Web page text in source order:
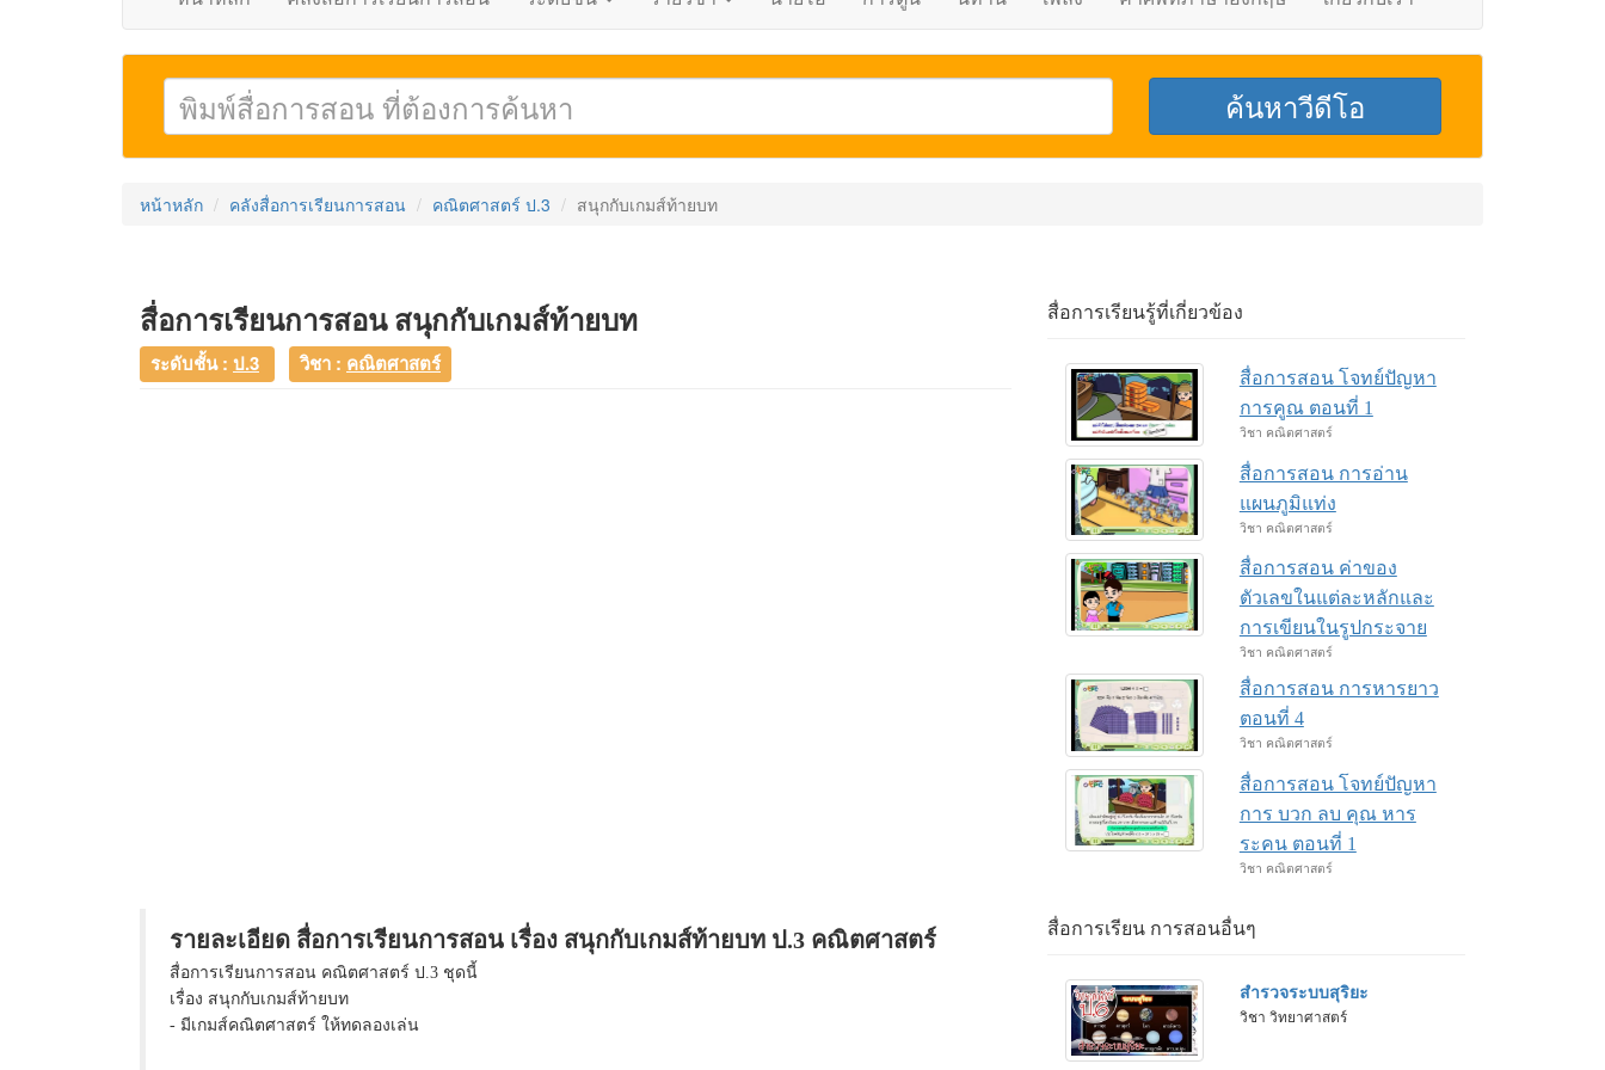
หน้าหลัก คลังสื่อการเรียนการสอน คณิตศาสตร์ ป.3 สนุกกับเกมส์ท้ายบท
สื่อการเรียนการสอน สนุกกับเกมส์ท้ายบท
ระดับชั้น : ป.3 วิชา : คณิตศาสตร์
รายละเอียด สื่อการเรียนการสอน เรื่อง สนุกกับเกมส์ท้ายบท ป.3 คณิตศาสตร์
สื่อการเรียนการสอน คณิตศาสตร์ ป.3 ชุดนี้
เรื่อง สนุกกับเกมส์ท้ายบท
- มีเกมส์คณิตศาสตร์ ให้ทดลองเล่น
สื่อการเรียนรู้ที่เกี่ยวข้อง
สื่อการสอน โจทย์ปัญหา
การคูณ ตอนที่ 1
วิชา คณิตศาสตร์
สื่อการสอน การอ่าน
แผนภูมิแท่ง
วิชา คณิตศาสตร์
สื่อการสอน ค่าของ
ตัวเลขในแต่ละหลักและ
การเขียนในรูปกระจาย
วิชา คณิตศาสตร์
สื่อการสอน การหารยาว
ตอนที่ 4
วิชา คณิตศาสตร์
สื่อการสอน โจทย์ปัญหา
การ บวก ลบ คุณ หาร
ระคน ตอนที่ 1
วิชา คณิตศาสตร์
สื่อการเรียน การสอนอื่นๆ
สำรวจระบบสุริยะ
วิชา วิทยาศาสตร์